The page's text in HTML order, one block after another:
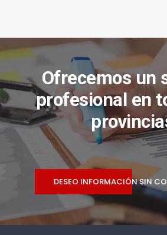
Ofrecemos un
profesional en
DESEO INFORMACIÓN SIN